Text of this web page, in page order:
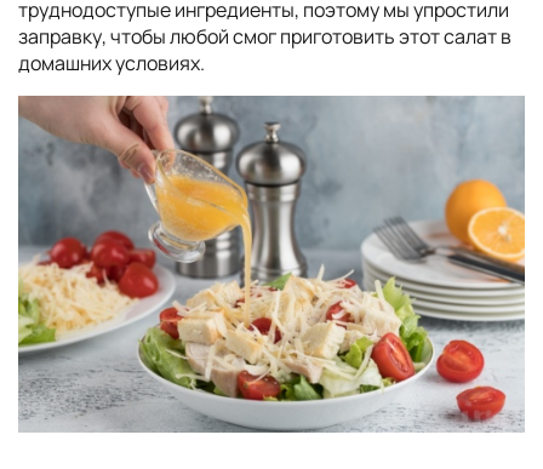
труднодоступые ингредиенты, поэтому мы упростили
заправку, чтобы любой смог приготовить этот салат в
домашних условиях.